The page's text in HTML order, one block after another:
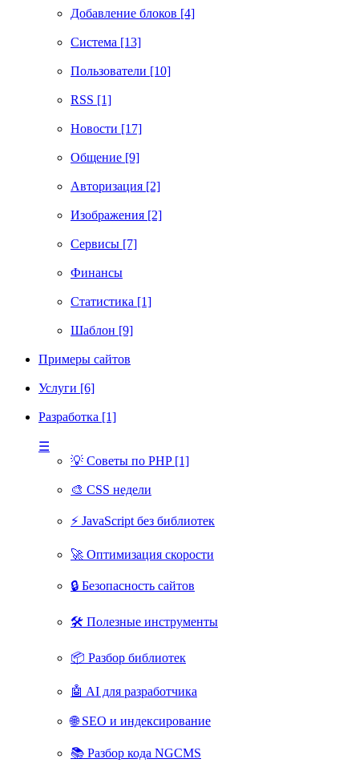
Добавление блоков [4]
Система [13]
Пользователи [10]
RSS [1]
Новости [17]
Общение [9]
Авторизация [2]
Изображения [2]
Сервисы [7]
Финансы
Статистика [1]
Шаблон [9]
Примеры сайтов
Услуги [6]
Разработка [1]
☰
💡 Советы по PHP [1]
🎨 CSS недели
⚡ JavaScript без библиотек
🚀 Оптимизация скорости
🔒 Безопасность сайтов
🛠 Полезные инструменты
📦 Разбор библиотек
🤖 AI для разработчика
🌐 SEO и индексирование
📚 Разбор кода NGCMS